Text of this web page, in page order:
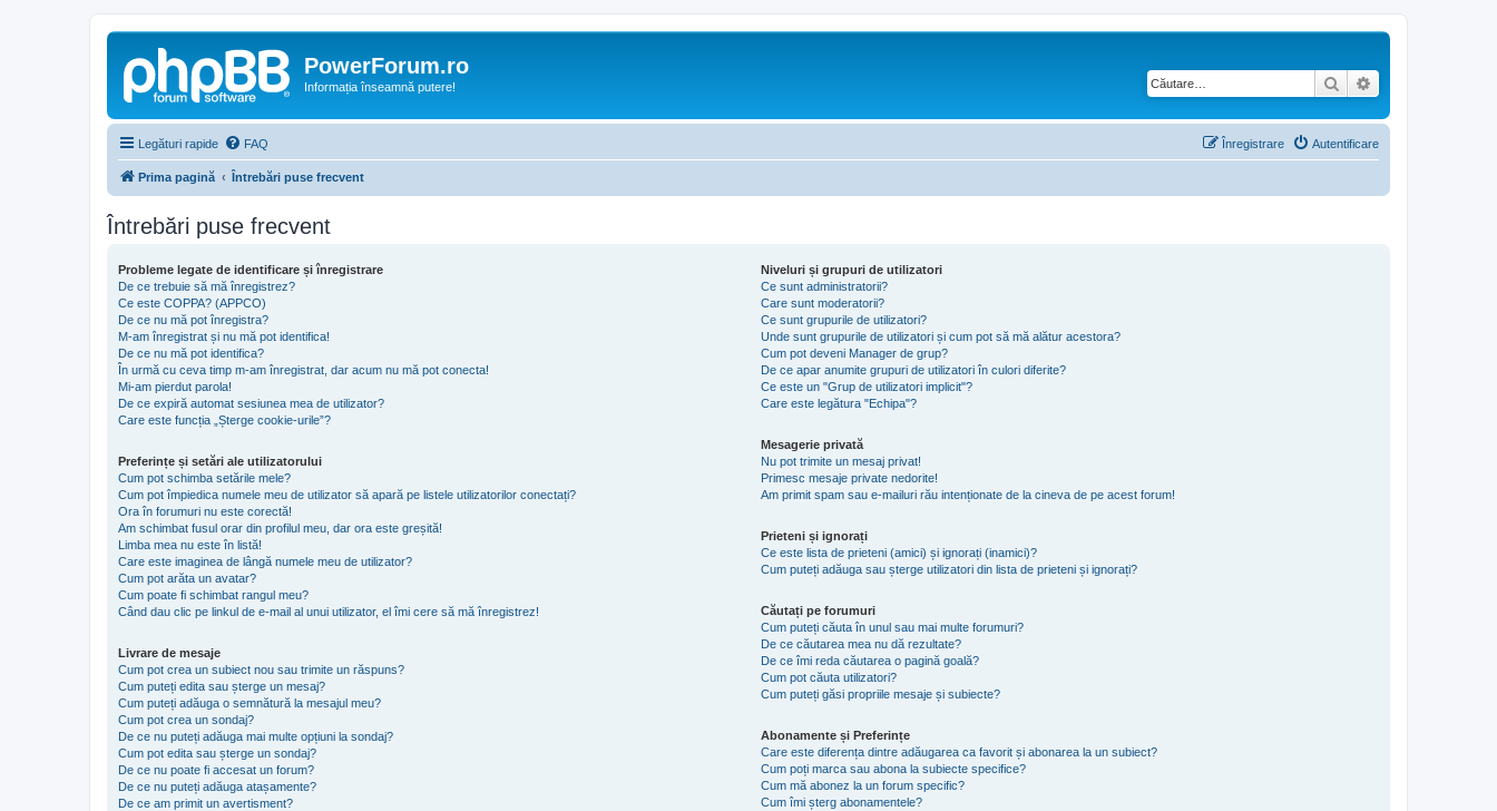
PowerForum.ro
Informația înseamnă putere! Căutare
Legături rapide FAQ Autentificare
Înregistrare
Prima pagină Întrebări puse frecvent
Întrebări puse frecvent
Probleme legate de identificare și înregistrare
De ce trebuie să mă înregistrez?
Ce este COPPA? (APPCO)
De ce nu mă pot înregistra?
M-am înregistrat și nu mă pot identifica!
De ce nu mă pot identifica?
În urmă cu ceva timp m-am înregistrat, dar acum nu mă pot conecta!
Mi-am pierdut parola!
De ce expiră automat sesiunea mea de utilizator?
Care este funcția „Șterge cookie-urile”?
Preferințe și setări ale utilizatorului
Cum pot schimba setările mele?
Cum pot împiedica numele meu de utilizator să apară pe listele utilizatorilor conectați?
Ora în forumuri nu este corectă!
Am schimbat fusul orar din profilul meu, dar ora este greșită!
Limba mea nu este în listă!
Care este imaginea de lângă numele meu de utilizator?
Cum pot arăta un avatar?
Cum poate fi schimbat rangul meu?
Când dau clic pe linkul de e-mail al unui utilizator, el îmi cere să mă înregistrez!
Livrare de mesaje
Cum pot crea un subiect nou sau trimite un răspuns?
Cum puteți edita sau șterge un mesaj?
Cum puteți adăuga o semnătură la mesajul meu?
Cum pot crea un sondaj?
De ce nu puteți adăuga mai multe opțiuni la sondaj?
Cum pot edita sau șterge un sondaj?
De ce nu poate fi accesat un forum?
De ce nu puteți adăuga atașamente?
De ce am primit un avertisment?
Niveluri și grupuri de utilizatori
Ce sunt administratorii?
Care sunt moderatorii?
Ce sunt grupurile de utilizatori?
Unde sunt grupurile de utilizatori și cum pot să mă alătur acestora?
Cum pot deveni Manager de grup?
De ce apar anumite grupuri de utilizatori în culori diferite?
Ce este un "Grup de utilizatori implicit"?
Care este legătura "Echipa"?
Mesagerie privată
Nu pot trimite un mesaj privat!
Primesc mesaje private nedorite!
Am primit spam sau e-mailuri rău intenționate de la cineva de pe acest forum!
Prieteni și ignorați
Ce este lista de prieteni (amici) și ignorați (inamici)?
Cum puteți adăuga sau șterge utilizatori din lista de prieteni și ignorați?
Căutați pe forumuri
Cum puteți căuta în unul sau mai multe forumuri?
De ce căutarea mea nu dă rezultate?
De ce îmi reda căutarea o pagină goală?
Cum pot căuta utilizatori?
Cum puteți găsi propriile mesaje și subiecte?
Abonamente și Preferințe
Care este diferența dintre adăugarea ca favorit și abonarea la un subiect?
Cum poți marca sau abona la subiecte specifice?
Cum mă abonez la un forum specific?
Cum îmi șterg abonamentele?